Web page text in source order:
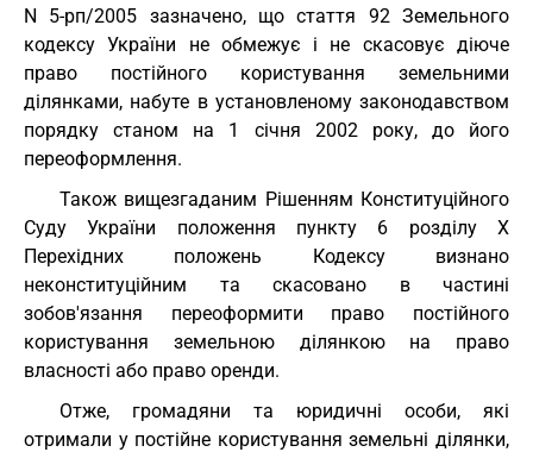
N 5-рп/2005 зазначено, що стаття 92 Земельного
кодексу України не обмежує і не скасовує діюче
право постійного користування земельними
ділянками, набуте в установленому законодавством
порядку станом на 1 січня 2002 року, до його
переоформлення.
Також вищезгаданим Рішенням Конституційного
Суду України положення пункту 6 розділу X
Перехідних положень Кодексу визнано
неконституційним та скасовано в частині
зобов'язання переоформити право постійного
користування земельною ділянкою на право
власності або право оренди.
Отже, громадяни та юридичні особи, які
отримали у постійне користування земельні ділянки,